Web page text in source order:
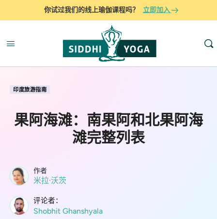
你试过我们的线上瑜伽课程吗？ 立即加入
印度旅游指南
果阿海滩：南果阿和北果阿海
滩完整列表
作者
米拉·沃茨
评论者：
Shobhit Ghanshyala